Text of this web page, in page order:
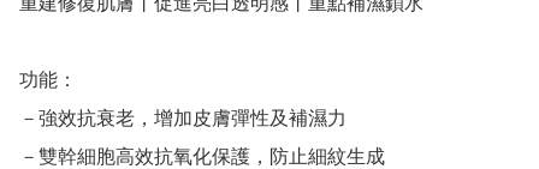
功能：
－強效抗衰老，增加皮膚彈性及補濕力
－雙幹細胞高效抗氧化保護，防止細紋生成